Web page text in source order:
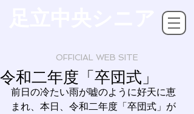
OFFICIAL WEB SITE
令和二年度「卒団式」
前日の冷たい雨が嘘のように好天に恵
まれ、本日、令和二年度「卒団式」が